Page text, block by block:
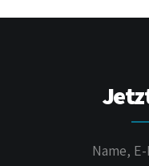
Name,